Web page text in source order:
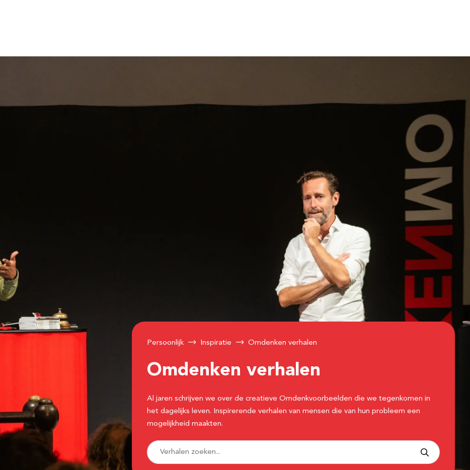
Persoonlijk Inspiratie Omdenken verhalen
Omdenken verhalen
Al jaren schrijven we over de creatieve Omdenkvoorbeelden die we tegenkomen in
het dagelijks leven. Inspirerende verhalen van mensen die van hun probleem een
mogelijkheid maakten.